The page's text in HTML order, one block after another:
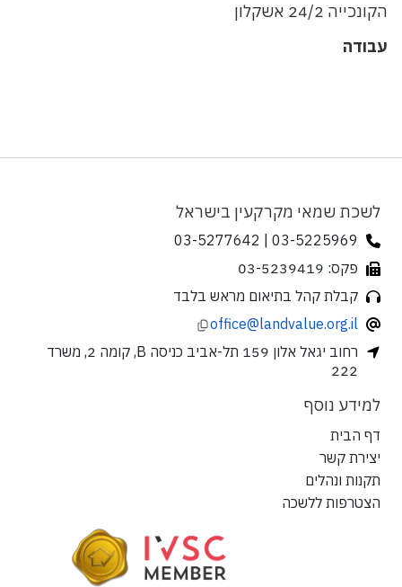
הקונכייה 24/2 אשקלון
עבודה
לשכת שמאי מקרקעין בישראל
03-5225969 | 03-5277642
פקס: 03-5239419
קבלת קהל בתיאום מראש בלבד
office@landvalue.org.il
רחוב יגאל אלון 159 תל-אביב כניסה B, קומה 2, משרד
222
למידע נוסף
דף הבית
יצירת קשר
תקנות ונהלים
הצטרפות ללשכה